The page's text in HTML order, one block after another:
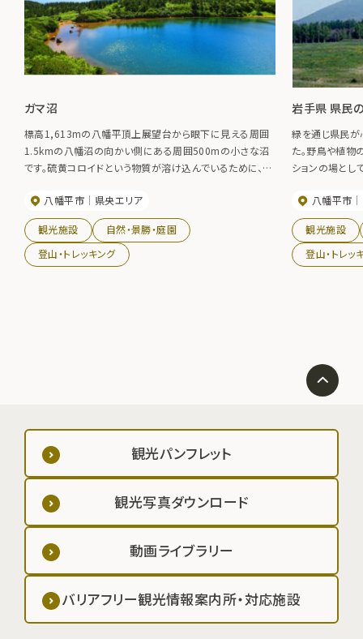
ガマ沼
標高1,613mの八幡平頂上展望台から眼下に見える周囲
1.5kmの八幡沼の向かい側にある周囲500mの小さな沼
です。硫黄コロイドという物質が溶け込んでいるために、沼
八幡平市
県央エリア
観光施設
自然・景勝・庭園
登山・トレッキング
岩手県 県民
緑を通じ県民
た。野鳥や植物
ションの場とし
八幡平市
観光施設
登山・トレッ
観光パンフレット
観光写真ダウンロード
動画ライブラリー
バリアフリー観光情報案内所・対応施設